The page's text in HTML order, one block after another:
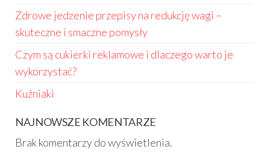
Zdrowe jedzenie przepisy na redukcję wagi –
skuteczne i smaczne pomysły
Czym są cukierki reklamowe i dlaczego warto je
wykorzystać?
Kuźniaki
NAJNOWSZE KOMENTARZE
Brak komentarzy do wyświetlenia.